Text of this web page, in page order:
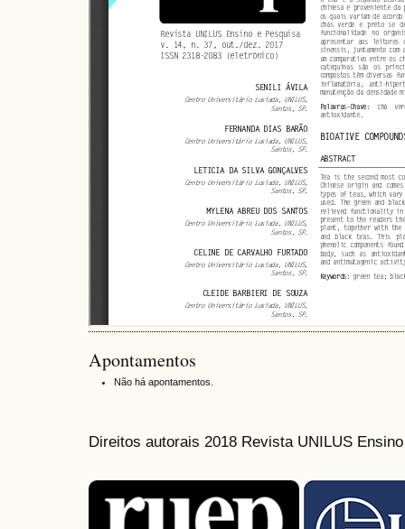
Apontamentos
Não há apontamentos.
Direitos autorais 2018 Revista UNILUS